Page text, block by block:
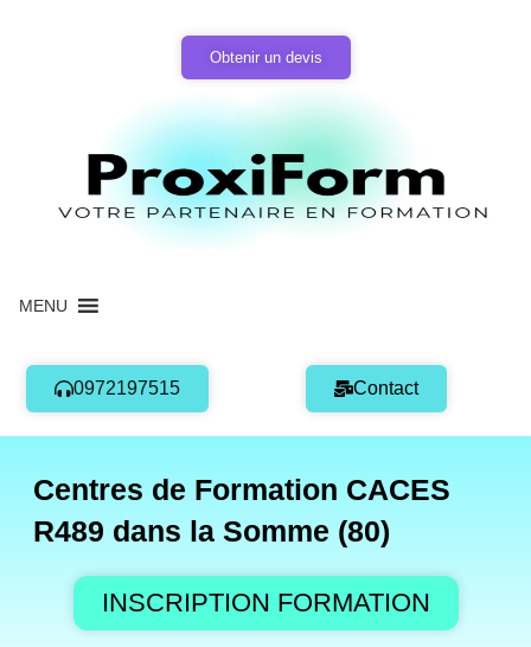
Obtenir un devis
MENU
0972197515 Contact
Centres de Formation CACES
R489 dans la Somme (80)
INSCRIPTION FORMATION